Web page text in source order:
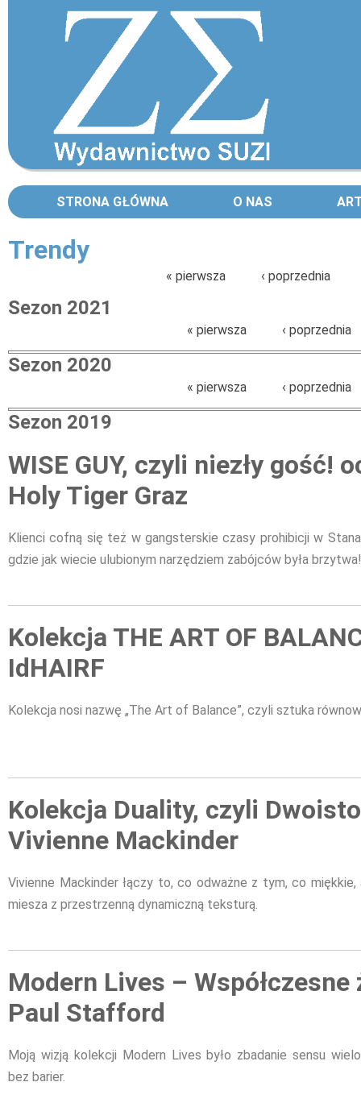
STRONA GŁÓWNA O NAS
Trendy
« pierwsza ‹ poprzednia
Sezon 2021
« pierwsza ‹ poprzednia
Sezon 2020
« pierwsza ‹ poprzednia
Sezon 2019
WISE GUY, czyli niezły gość!
Holy Tiger Graz
Klienci cofną się też w gangsterskie czasy prohibicji w
gdzie jak wiecie ulubionym narzędziem zabójców była brzytwa!
Kolekcja THE ART OF
IdHAIRF
Kolekcja nosi nazwę „The Art of Balance”, czyli sztuka
Kolekcja Duality, czyli
Vivienne Mackinder
Vivienne Mackinder łączy to, co odważne z tym, co
miesza z przestrzenną dynamiczną teksturą.
Modern Lives – Współczesne
Paul Stafford
Moją wizją kolekcji Modern Lives było zbadanie sensu
bez barier.